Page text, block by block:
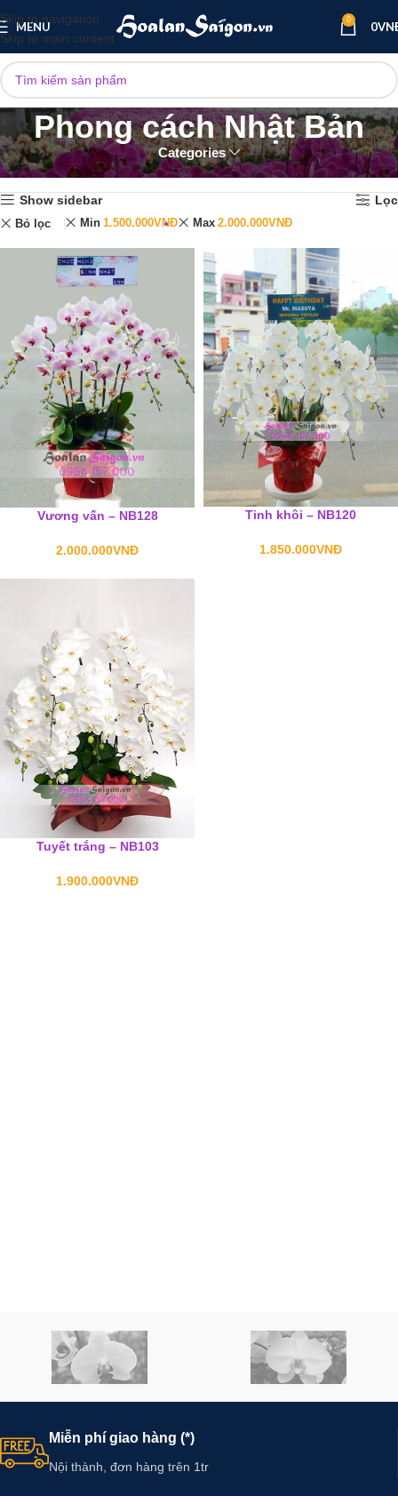
Skip to navigation
Skip to main content
MENU 0 0
Phong cách Nhật Bản
Categories
Trang chủ Phong cách Nhật Bản Hiển thị tất cả 3 kết quả
Show sidebar Lọc
Bỏ lọc Min 1.500.000VNĐ Max 2.000.000VNĐ
Vương vấn – NB128
2.000.000VNĐ
Tinh khôi – NB120
1.850.000VNĐ
Tuyết trắng – NB103
1.900.000VNĐ
Miễn phí giao hàng (*)
Nội thành, đơn hàng trên 1tr